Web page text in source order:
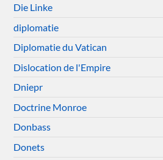
Die Linke
diplomatie
Diplomatie du Vatican
Dislocation de l'Empire
Dniepr
Doctrine Monroe
Donbass
Donets